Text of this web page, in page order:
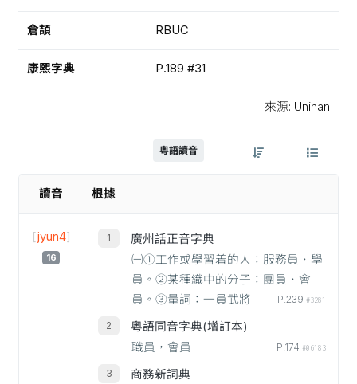
倉頡 RBUC
康熙字典 P.189 #31
來源: Unihan
粵語讀音
讀音 根據
[jyun4]
16
廣州話正音字典
㈠①工作或學習着的人：服務員．學
員。②某種織中的分子：團員．會
員。③量詞：一員武將
P.239 #3281
粵語同音字典(增訂本)
職員，會員
P.174 #06183
商務新詞典